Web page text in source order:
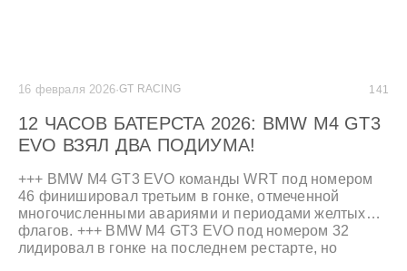
16 февраля 2026·GT RACING 141
12 ЧАСОВ БАТЕРСТА 2026: BMW M4 GT3
EVO ВЗЯЛ ДВА ПОДИУМА!
+++ BMW M4 GT3 EVO команды WRT под номером
46 финишировал третьим в гонке, отмеченной
многочисленными авариями и периодами желтых
флагов. +++ BMW M4 GT3 EVO под номером 32
лидировал в гонке на последнем рестарте, но